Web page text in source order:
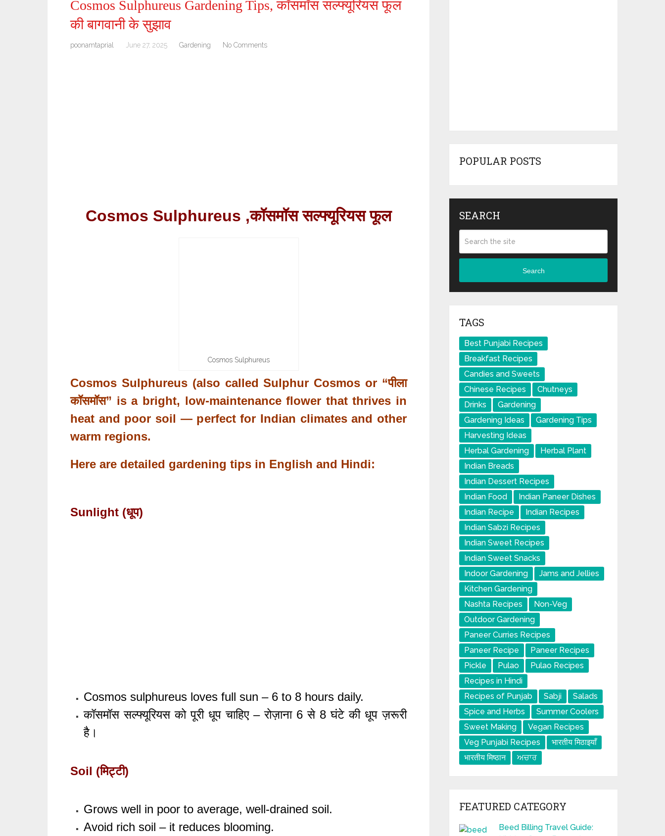
Cosmos Sulphureus Gardening Tips, कॉसमॉस सल्फ्यूरियस फूल
की बागवानी के सुझाव
poonamtaprial June 27, 2025 Gardening No Comments
Cosmos Sulphureus ,कॉसमॉस सल्फ्यूरियस फूल
Cosmos Sulphureus
Cosmos Sulphureus (also called Sulphur Cosmos or “पीला
कॉसमॉस” is a bright, low-maintenance flower that thrives in
heat and poor soil — perfect for Indian climates and other
warm regions.
Here are detailed gardening tips in English and Hindi:
Sunlight (धूप)
Cosmos sulphureus loves full sun – 6 to 8 hours daily.
कॉसमॉस सल्फ्यूरियस को पूरी धूप चाहिए – रोज़ाना 6 से 8 घंटे की धूप ज़रूरी
है।
Soil (मिट्टी)
Grows well in poor to average, well-drained soil.
Avoid rich soil – it reduces blooming.
POPULAR POSTS
SEARCH
Search
TAGS
Best Punjabi Recipes
Breakfast Recipes
Candies and Sweets
Chinese Recipes
Chutneys
Drinks
Gardening
Gardening Ideas
Gardening Tips
Harvesting Ideas
Herbal Gardening
Herbal Plant
Indian Breads
Indian Dessert Recipes
Indian Food
Indian Paneer Dishes
Indian Recipe
Indian Recipes
Indian Sabzi Recipes
Indian Sweet Recipes
Indian Sweet Snacks
Indoor Gardening
Jams and Jellies
Kitchen Gardening
Nashta Recipes
Non-Veg
Outdoor Gardening
Paneer Curries Recipes
Paneer Recipe
Paneer Recipes
Pickle
Pulao
Pulao Recipes
Recipes in Hindi
Recipes of Punjab
Sabji
Salads
Spice and Herbs
Summer Coolers
Sweet Making
Vegan Recipes
Veg Punjabi Recipes
भारतीय मिठाइयाँ
भारतीय मिष्ठान
ਅਚਾਰ
FEATURED CATEGORY
Beed Billing Travel Guide: